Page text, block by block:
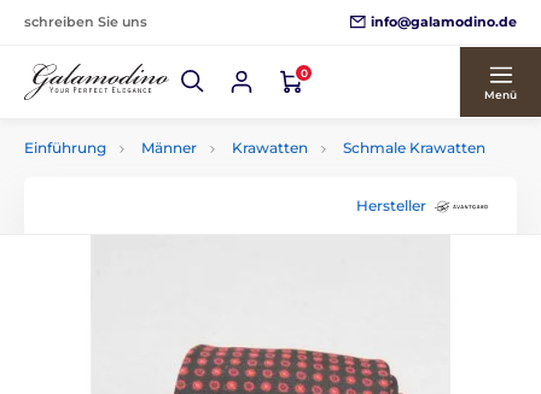
schreiben Sie uns info@galamodino.de
0
Menü
Einführung Männer Krawatten Schmale Krawatten
Hersteller